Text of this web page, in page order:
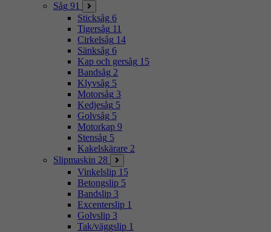
Såg 91
Sticksåg 6
Tigersåg 11
Cirkelsåg 14
Sänksåg 6
Kap och gersåg 15
Bandsåg 2
Klyvsåg 5
Motorsåg 3
Kedjesåg 5
Golvsåg 5
Motorkap 9
Stensåg 5
Kakelskärare 2
Slipmaskin 28
Vinkelslip 15
Betongslip 5
Bandslip 3
Excenterslip 1
Golvslip 3
Tak/väggslip 1